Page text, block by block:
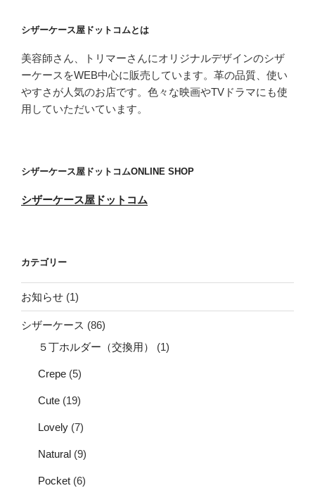
容
さ
ん
に
オ
し
ま
シザーケース屋ドットコムとは
美容師さん、トリマーさんにオリジナルデザインのシザ
ーケースをWEB中心に販売しています。革の品質、使い
やすさが人気のお店です。色々な映画やTVドラマにも使
用していただいています。
シザーケース屋ドットコムONLINE SHOP
シザーケース屋ドットコム
カテゴリー
お知らせ (1)
シザーケース (86)
５丁ホルダー（交換用）
(1)
Crepe (5)
Cute (19)
Lovely (7)
Natural (9)
Pocket (6)